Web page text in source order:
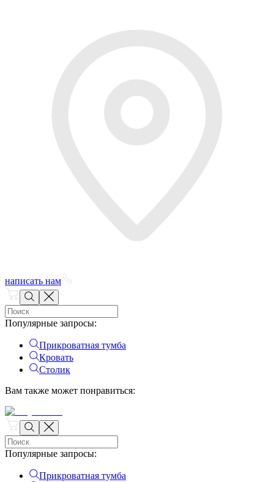
написать нам
Популярные запросы:
Прикроватная тумба
Кровать
Столик
Вам также может понравиться:
Популярные запросы:
Прикроватная тумба